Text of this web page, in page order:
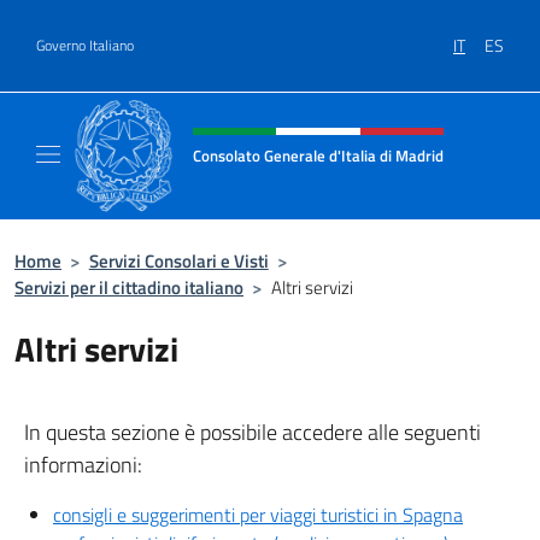
Governo Italiano IT ES
Intestazione sito, social e menù
Consolato Generale d'Italia di Madrid
Home > Servizi Consolari e Visti >
Servizi per il cittadino italiano > Altri servizi
Altri servizi
In questa sezione è possibile accedere alle seguenti
informazioni:
consigli e suggerimenti per viaggi turistici in Spagna